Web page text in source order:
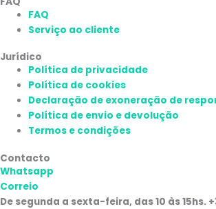
FAQ
Serviço ao cliente
Jurídico
Política de privacidade
Política de cookies
Declaração de exoneração de
Política de envio e devolução
Termos e condições
Contacto
Whatsapp
Correio
De segunda a sexta-feira, das 10 às 15hs.